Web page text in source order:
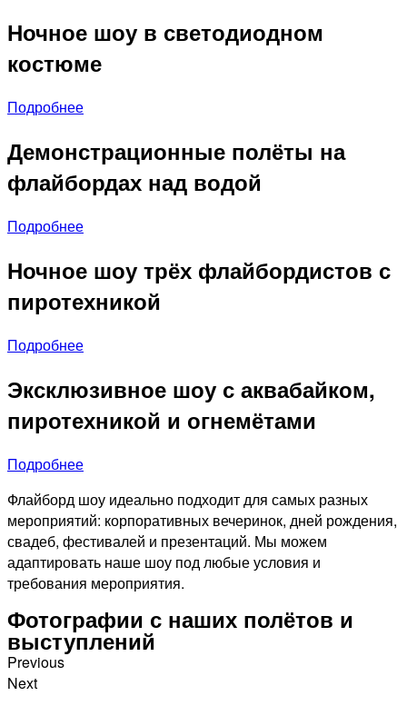
Ночное шоу в светодиодном
костюме
Подробнее
Демонстрационные полёты на
флайбордах над водой
Подробнее
Ночное шоу трёх флайбордистов с
пиротехникой
Подробнее
Эксклюзивное шоу с аквабайком,
пиротехникой и огнемётами
Подробнее
Флайборд шоу идеально подходит для самых разных
мероприятий: корпоративных вечеринок, дней рождения,
свадеб, фестивалей и презентаций. Мы можем
адаптировать наше шоу под любые условия и
требования мероприятия.
Фотографии с наших полётов и
выступлений
Previous
Next